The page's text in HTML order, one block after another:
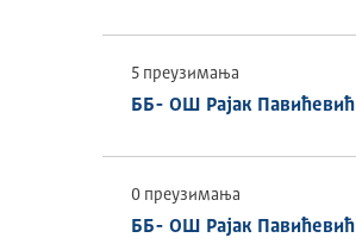
5 преузимања
ББ- ОШ Рајак Павићевић
0 преузимања
ББ- ОШ Рајак Павићевић